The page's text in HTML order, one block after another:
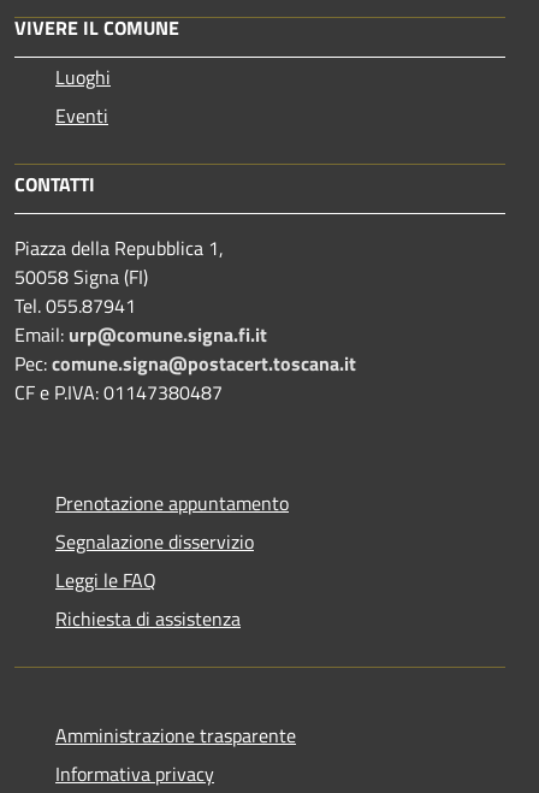
VIVERE IL COMUNE
Luoghi
Eventi
CONTATTI
Piazza della Repubblica 1,
50058 Signa (FI)
Tel. 055.87941
Email: urp@comune.signa.fi.it
Pec:comune.signa@postacert.toscana.it
CF e P.IVA: 01147380487
Prenotazione appuntamento
Segnalazione disservizio
Leggi le FAQ
Richiesta di assistenza
Amministrazione trasparente
Informativa privacy